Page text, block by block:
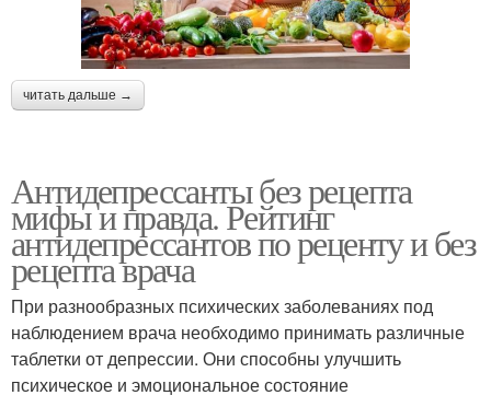
читать дальше →
Антидепрессанты без рецепта
мифы и правда. Рейтинг
антидепрессантов по реценту и без
рецепта врача
При разнообразных психических заболеваниях под
наблюдением врача необходимо принимать различные
таблетки от депрессии. Они способны улучшить
психическое и эмоциональное состояние